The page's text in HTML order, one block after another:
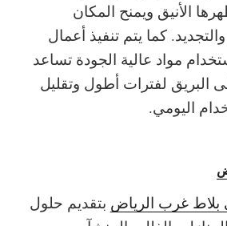
الأنيق ويمنح المكان
كما يتم تنفيذ أعمال
مواد عالية الجودة تساعد
البريق لفترات أطول وتقليل
اليومي.
بلاط غرب الرياض بتقديم حلول